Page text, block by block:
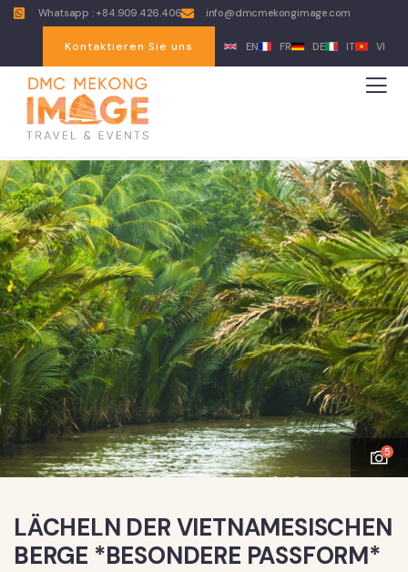
Whatsapp : +84.909.426.406 info@dmcmekongimage.com
Kontaktieren Sie uns EN FR DE IT VI
5
LÄCHELN DER VIETNAMESISCHEN
BERGE *BESONDERE PASSFORM*